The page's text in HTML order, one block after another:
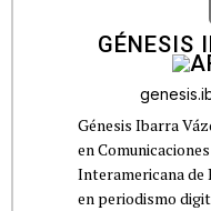
GÉNESIS
Génesis Ibarra
en
Interamericana de
en periodismo